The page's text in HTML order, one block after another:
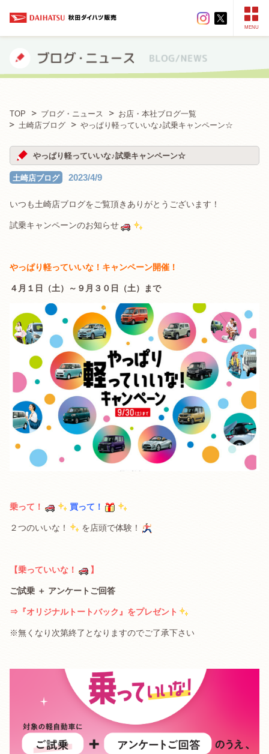
MENU
TOP ブログ・ニュース
お店・本社ブログ一覧
土崎店ブログ
やっぱり軽っていいな♪試乗キャンペーン☆
やっぱり軽っていいな♪試乗キャンペーン☆
土崎店ブログ 2023/4/9
いつも土崎店ブログをご覧頂きありがとうございます！
試乗キャンペーンのお知らせ
やっぱり軽っていいな！キャンペーン開催！
４月１日（土）～９月３０日（土）まで
乗って！ 買って！
２つのいいな！ を店頭で体験！
【乗っていいな！ 】
ご試乗 ＋ アンケートご回答
⇒『オリジナルトートバック』をプレゼント
※無くなり次第終了となりますのでご了承下さい